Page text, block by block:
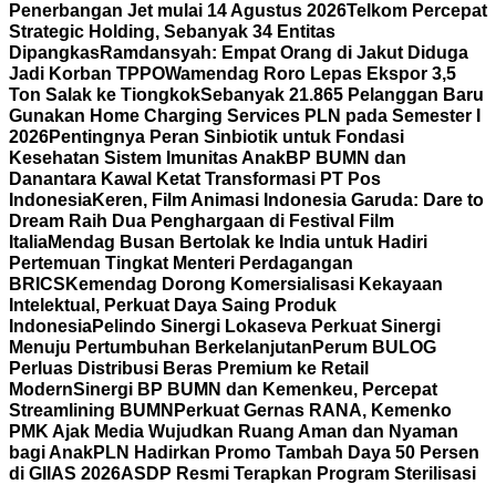
Penerbangan Jet mulai 14 Agustus 2026Telkom Percepat
Strategic Holding, Sebanyak 34 Entitas
DipangkasRamdansyah: Empat Orang di Jakut Diduga
Jadi Korban TPPOWamendag Roro Lepas Ekspor 3,5
Ton Salak ke TiongkokSebanyak 21.865 Pelanggan Baru
Gunakan Home Charging Services PLN pada Semester I
2026Pentingnya Peran Sinbiotik untuk Fondasi
Kesehatan Sistem Imunitas AnakBP BUMN dan
Danantara Kawal Ketat Transformasi PT Pos
IndonesiaKeren, Film Animasi Indonesia Garuda: Dare to
Dream Raih Dua Penghargaan di Festival Film
ItaliaMendag Busan Bertolak ke India untuk Hadiri
Pertemuan Tingkat Menteri Perdagangan
BRICS Kemendag Dorong Komersialisasi Kekayaan
Intelektual, Perkuat Daya Saing Produk
IndonesiaPelindo Sinergi Lokaseva Perkuat Sinergi
Menuju Pertumbuhan Berkelanjutan Perum BULOG
Perluas Distribusi Beras Premium ke Retail
ModernSinergi BP BUMN dan Kemenkeu, Percepat
Streamlining BUMN Perkuat Gernas RANA, Kemenko
PMK Ajak Media Wujudkan Ruang Aman dan Nyaman
bagi AnakPLN Hadirkan Promo Tambah Daya 50 Persen
di GIIAS 2026ASDP Resmi Terapkan Program Sterilisasi